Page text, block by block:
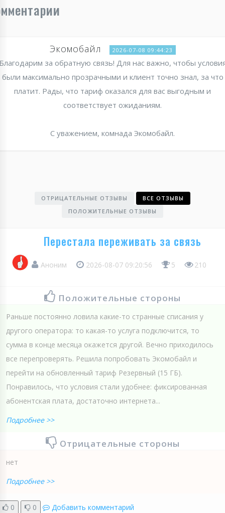
Экомобайл 2026-07-08 09:44:23
за обратную связь! Для нас важно, чтобы
были максимально прозрачными и клиент точно знал, за что
платит. Рады, что тариф оказался для вас выгодным и
соответствует ожиданиям.
С уважением, комнада Экомобайл.
ОТРИЦАТЕЛЬНЫЕ ОТЗЫВЫ
ВСЕ ОТЗЫВЫ
ПОЛОЖИТЕЛЬНЫЕ ОТЗЫВЫ
Перестала переживать за связь
Аноним 2026-08-07 09:20:56 5 210
Положительные стороны
Раньше постоянно ловила какие-то странные списания у
другого оператора: то какая-то услуга подключится, то
сумма в конце месяца окажется другой. Вечно приходилось
все перепроверять. Решила попробовать Экомобайл и
перейти на обновленный тариф Резервный (15 ГБ).
Понравилось, что условия стали удобнее: фиксированная
абонентская плата, достаточно интернета...
Подробнее >>
Отрицательные стороны
нет
Подробнее >>
0 0 Добавить комментарий